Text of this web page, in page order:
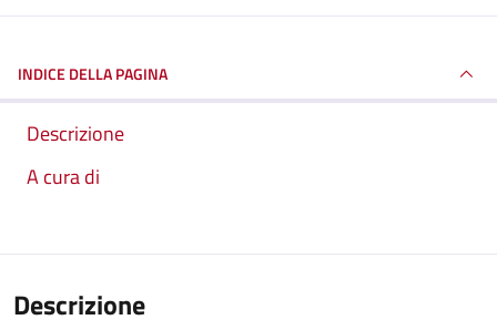
INDICE DELLA PAGINA
Descrizione
A cura di
Descrizione